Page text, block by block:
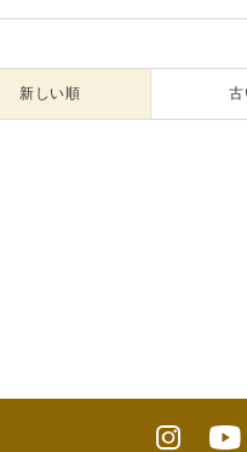
新しい順 古